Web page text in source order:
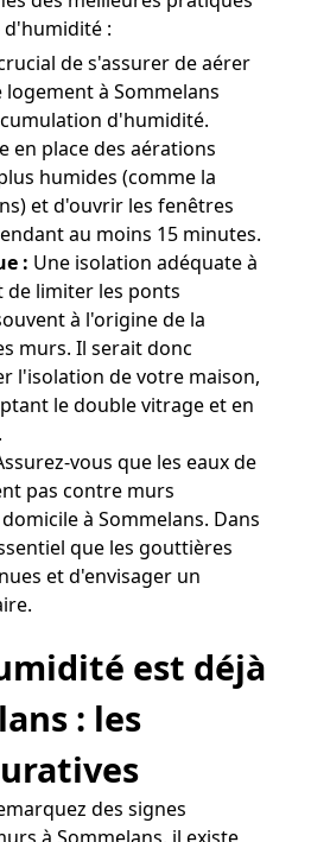
:
de s'assurer de aérer
à Sommelans
d'humidité.
en place des aérations
humides (comme la
et d'ouvrir les fenêtres
au moins 15 minutes.
: Une isolation adéquate à
de limiter les ponts
à l'origine de la
murs. Il serait donc
l'isolation de votre maison,
le double vitrage et en
vous que les eaux de
pas contre murs
à Sommelans. Dans
que les gouttières
et d'envisager un
est déjà
: les
des signes